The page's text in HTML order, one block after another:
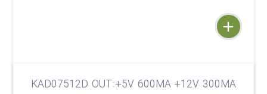
delete
remove
add
KAD07512D OUT:+5V 600MA +12V 300MA